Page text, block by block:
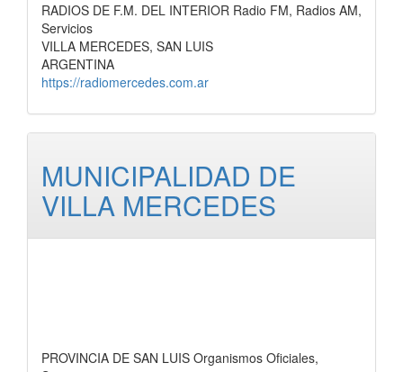
RADIOS DE F.M. DEL INTERIOR Radio FM, Radios AM,
Servicios
VILLA MERCEDES, SAN LUIS
ARGENTINA
https://radiomercedes.com.ar
MUNICIPALIDAD DE
VILLA MERCEDES
PROVINCIA DE SAN LUIS Organismos Oficiales,